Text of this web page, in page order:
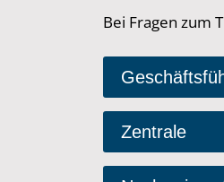
Bei Fragen zum
Zentrale